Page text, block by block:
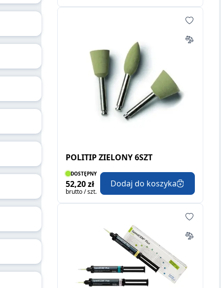
POLITIP ZIELONY 6SZT
DOSTĘPNY
52,20 zł
brutto / szt.
Dodaj do koszyka